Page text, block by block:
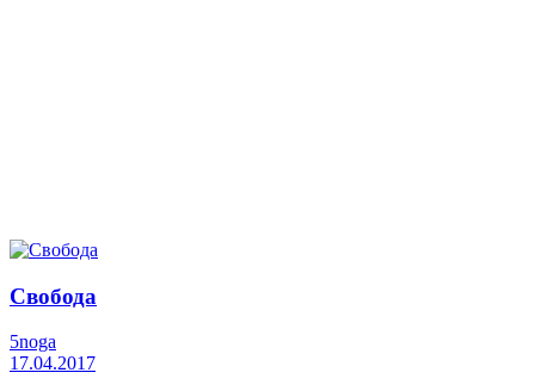
Свобода
5noga
17.04.2017